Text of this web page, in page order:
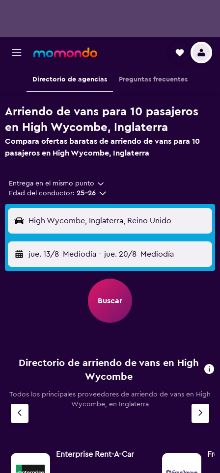
Directorio de agencias Preguntas frecuentes
Arriendo de vans para 10 pasajeros
en High Wycombe, Inglaterra
Compara ofertas baratas de arriendo de vans para 10
pasajeros en High Wycombe, Inglaterra
Entrega en el mismo punto
Edad del conductor: 25-26
High Wycombe, Inglaterra, Reino Unido
jue. 13/8 Mediodía - jue. 20/8 Mediodía
Buscar
Directorio de arriendo de vans en High
Wycombe
Todos los principales proveedores de arriendo de vans en High
Wycombe, en Inglaterra
Enterprise Rent-A-Car